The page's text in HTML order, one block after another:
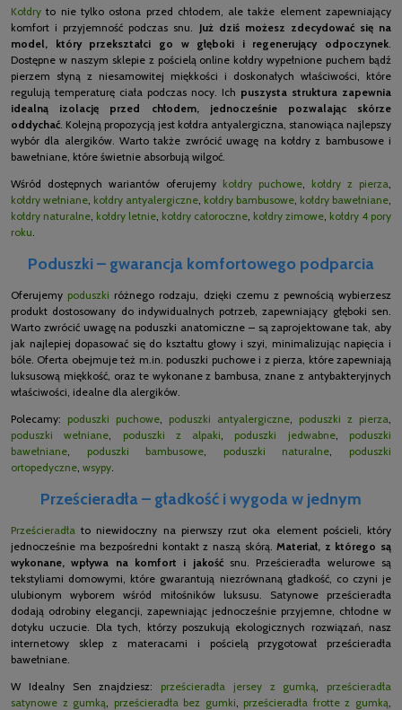
Kołdry to nie tylko osłona przed chłodem, ale także element zapewniający
komfort i przyjemność podczas snu. Już dziś możesz zdecydować się na
model, który przekształci go w głęboki i regenerujący odpoczynek.
Dostępne w naszym sklepie z pościelą online kołdry wypełnione puchem bądź
pierzem słyną z niesamowitej miękkości i doskonałych właściwości, które
regulują temperaturę ciała podczas nocy. Ich puszysta struktura zapewnia
idealną izolację przed chłodem, jednocześnie pozwalając skórze
oddychać. Kolejną propozycją jest kołdra antyalergiczna, stanowiąca najlepszy
wybór dla alergików. Warto także zwrócić uwagę na kołdry z bambusowe i
bawełniane, które świetnie absorbują wilgoć.
Wśród dostępnych wariantów oferujemy kołdry puchowe, kołdry z pierza,
kołdry wełniane, kołdry antyalergiczne, kołdry bambusowe, kołdry bawełniane,
kołdry naturalne, kołdry letnie, kołdry całoroczne, kołdry zimowe, kołdry 4 pory
roku.
Poduszki – gwarancja komfortowego podparcia
Oferujemy poduszki różnego rodzaju, dzięki czemu z pewnością wybierzesz
produkt dostosowany do indywidualnych potrzeb, zapewniający głęboki sen.
Warto zwrócić uwagę na poduszki anatomiczne – są zaprojektowane tak, aby
jak najlepiej dopasować się do kształtu głowy i szyi, minimalizując napięcia i
bóle. Oferta obejmuje też m.in. poduszki puchowe i z pierza, które zapewniają
luksusową miękkość, oraz te wykonane z bambusa, znane z antybakteryjnych
właściwości, idealne dla alergików.
Polecamy: poduszki puchowe poduszki antyalergiczne poduszki z pierza
poduszki wełniane
poduszki z alpaki poduszki jedwabne, poduszki
bawełniane
poduszki bambusowe poduszki naturalne
poduszki
ortopedyczne wsypy
Prześcieradła – gładkość i wygoda w jednym
Prześcieradła to niewidoczny na pierwszy rzut oka element pościeli, który
jednocześnie ma bezpośredni kontakt z naszą skórą.Materiał, z którego są
wykonane, wpływa na komfort i jakośćsnu. Prześcieradła welurowe są
tekstyliami domowymi, które gwarantują niezrównaną gładkość, co czyni je
ulubionym wyborem wśród miłośników luksusu. Satynowe prześcieradła
dodają odrobiny elegancji, zapewniając jednocześnie przyjemne, chłodne w
dotyku uczucie. Dla tych, którzy poszukują ekologicznych rozwiązań, nasz
internetowy sklep z materacami i pościelą przygotował prześcieradła
bawełniane.
W Idealny Sen znajdziesz: prześcieradła jersey z gumką
prześcieradła
satynowe z gumką
prześcieradła bez gumki prześcieradła frotte z gumką